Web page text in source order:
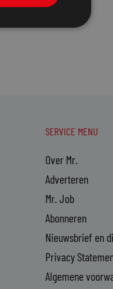
SERVICE MENU
Over Mr.
Adverteren
Mr. Job
Abonneren
Nieuwsbrief en
Privacy
Algemene